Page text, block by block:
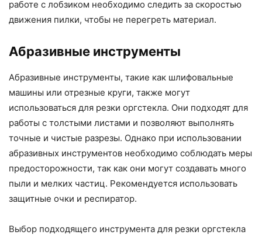
работе с лобзиком необходимо следить за скоростью
движения пилки, чтобы не перегреть материал.
Абразивные инструменты
Абразивные инструменты, такие как шлифовальные
машины или отрезные круги, также могут
использоваться для резки оргстекла. Они подходят для
работы с толстыми листами и позволяют выполнять
точные и чистые разрезы. Однако при использовании
абразивных инструментов необходимо соблюдать меры
предосторожности, так как они могут создавать много
пыли и мелких частиц. Рекомендуется использовать
защитные очки и респиратор.
Выбор подходящего инструмента для резки оргстекла